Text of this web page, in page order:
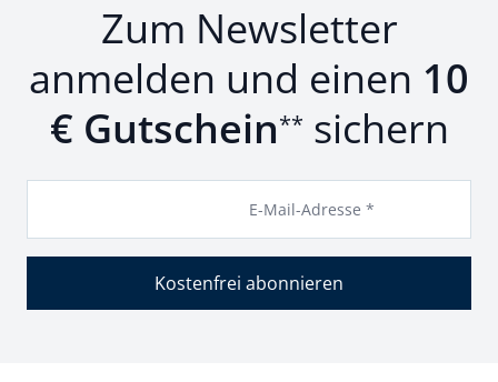
Zum Newsletter
anmelden und einen 10
€ Gutschein** sichern
E-Mail-Adresse *
Kostenfrei abonnieren